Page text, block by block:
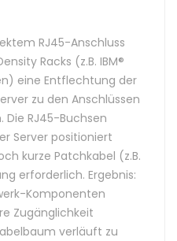
RJ45-Anschluss
Racks (z.B. IBM®
eine Entflechtung der
zu den Anschlüssen
Die RJ45-Buchsen
Server positioniert
kurze Patchkabel (z.B.
erforderlich. Ergebnis:
Komponenten
Zugänglichkeit
verläuft zu